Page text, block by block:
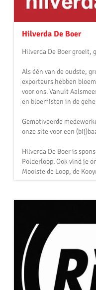
Hilverda De Boer
Hilverda De Boer groeit,
Als één van de oudste,
exporteurs hebben
voor ons. Vanuit
en bloemisten in de
Gemotiveerde
onze site voor een
Hilverda De Boer is
Polderloop. Ook vind je
Mooiste de Loop, de